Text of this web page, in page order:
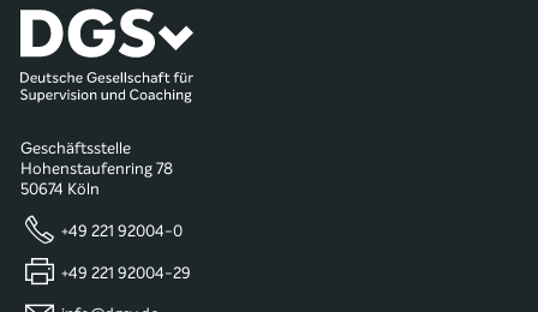
Geschäftsstelle
Hohenstaufenring 78
50674 Köln
+49 221 92004-0
+49 221 92004-29